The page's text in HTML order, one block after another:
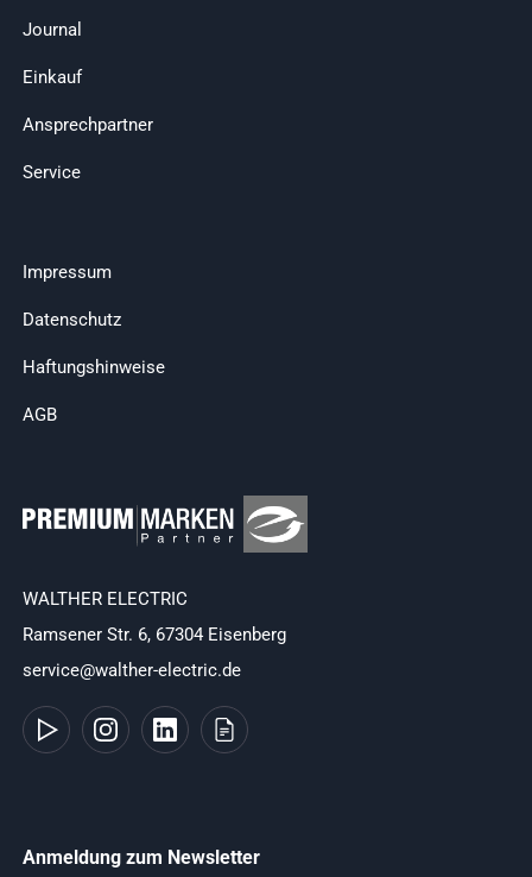
Journal
Einkauf
Ansprechpartner
Service
Impressum
Datenschutz
Haftungshinweise
AGB
WALTHER ELECTRIC
Ramsener Str. 6, 67304 Eisenberg
service@walther-electric.de
Anmeldung zum Newsletter